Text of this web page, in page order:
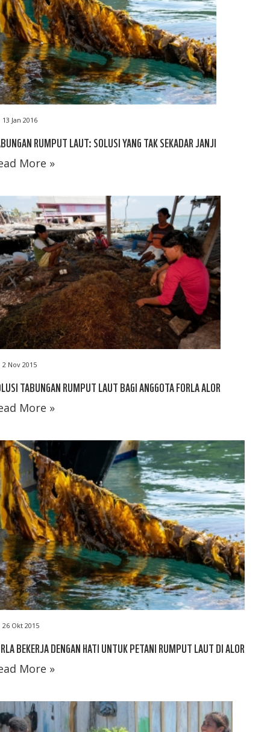
13 Jan 2016
RUMPUT LAUT: SOLUSI YANG TAK SEKADAR JANJI
More »
2 Nov 2015
TABUNGAN RUMPUT LAUT BAGI ANGGOTA FORLA ALOR
More »
26 Okt 2015
BEKERJA DENGAN HATI UNTUK PETANI RUMPUT LAUT DI ALOR
More »